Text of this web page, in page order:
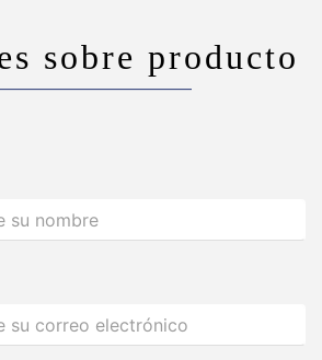
sobre producto